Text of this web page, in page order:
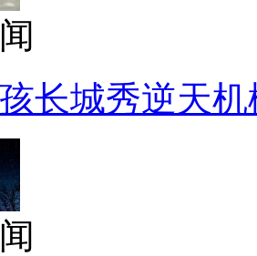
长城秀逆天机